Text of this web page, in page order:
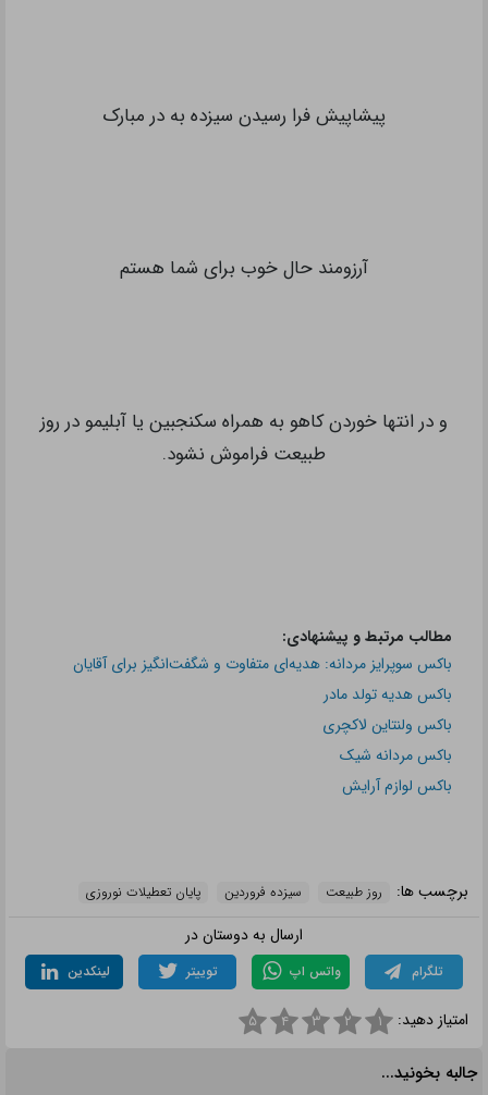
پیشاپیش فرا رسیدن سیزده به در مبارک
آرزومند حال خوب برای شما هستم
و در انتها خوردن کاهو به همراه سکنجبین یا آبلیمو در روز
طبیعت فراموش نشود.
مطالب مرتبط و پیشنهادی:
باکس سوپرایز مردانه: هدیه‌ای متفاوت و شگفت‌انگیز برای آقایان
باکس هدیه تولد مادر
باکس ولنتاین لاکچری
باکس مردانه شیک
باکس لوازم آرایش
برچسب ها: روز طبیعت سیزده فروردین پایان تعطیلات نوروزی
ارسال به دوستان در
تلگرام واتس اپ توییتر لینکدین
امتیاز دهید: ۱ ۲ ۳ ۴ ۵
جالبه بخونید...